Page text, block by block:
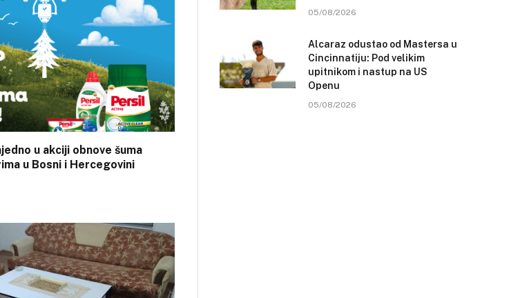
u akciji obnove šuma
u Bosni i Hercegovini
05/08/2026
Alcaraz odustao od Mastersa u
Cincinnatiju: Pod velikim
upitnikom i nastup na US
Openu
05/08/2026